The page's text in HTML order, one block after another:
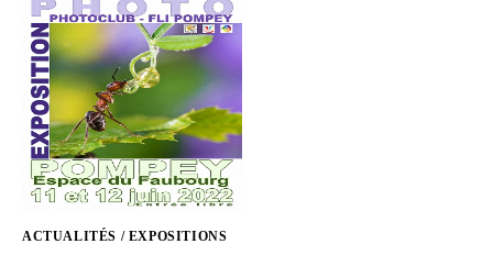
ACTUALITÉS / EXPOSITIONS